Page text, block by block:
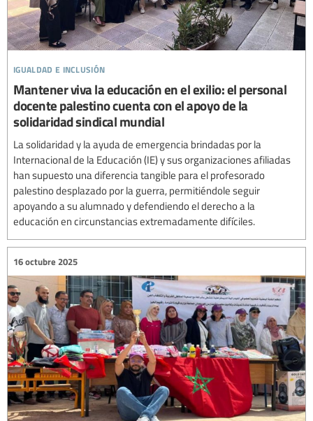
igualdad e inclusión
Mantener viva la educación en el exilio: el personal
docente palestino cuenta con el apoyo de la
solidaridad sindical mundial
La solidaridad y la ayuda de emergencia brindadas por la
Internacional de la Educación (IE) y sus organizaciones afiliadas
han supuesto una diferencia tangible para el profesorado
palestino desplazado por la guerra, permitiéndole seguir
apoyando a su alumnado y defendiendo el derecho a la
educación en circunstancias extremadamente difíciles.
16 octubre 2025